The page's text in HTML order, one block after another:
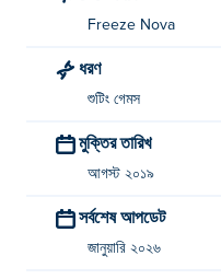
Freeze Nova
ধরণ
শুটিং গেমস
মুক্তির তারিখ
আগস্ট ২০১৯
সর্বশেষ আপডেট
জানুয়ারি ২০২৬